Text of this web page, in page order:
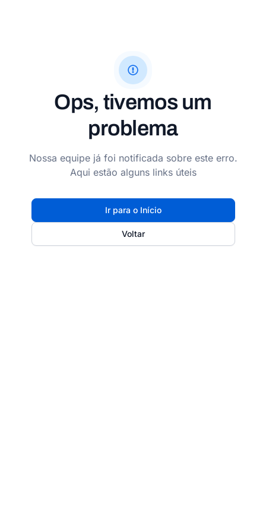
Ops, tivemos um
problema
Nossa equipe já foi notificada sobre este erro.
Aqui estão alguns links úteis
Ir para o Início
Voltar